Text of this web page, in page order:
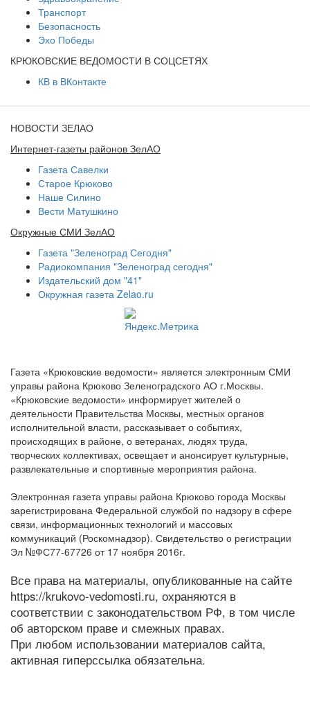
Транспорт
Безопасность
Эхо Победы
КРЮКОВСКИЕ ВЕДОМОСТИ В СОЦСЕТЯХ
КВ в ВКонтакте
НОВОСТИ ЗЕЛАО
Интернет-газеты районов ЗелАО
Газета Савелки
Старое Крюково
Наше Силино
Вести Матушкино
Окружные СМИ ЗелАО
Газета "Зеленоград Сегодня"
Радиокомпания "Зеленоград сегодня"
Издательский дом "41"
Окружная газета Zelao.ru
Газета «Крюковские ведомости» является электронным СМИ
управы района Крюково Зеленоградского АО г.Москвы.
«Крюковские ведомости» информирует жителей о
деятельности Правительства Москвы, местных органов
исполнительной власти, рассказывает о событиях,
происходящих в районе, о ветеранах, людях труда,
творческих коллективах, освещает и анонсирует культурные,
развлекательные и спортивные мероприятия района.
Электронная газета управы района Крюково города Москвы
зарегистрирована Федеральной службой по надзору в сфере
связи, информационных технологий и массовых
коммуникаций (Роскомнадзор). Свидетельство о регистрации
Эл №ФС77-67726 от 17 ноября 2016г.
Все права на материалы, опубликованные на сайте
https://krukovo-vedomosti.ru, охраняются в
соответствии с законодательством РФ, в том числе
об авторском праве и смежных правах.
При любом использовании материалов сайта,
активная гиперссылка обязательна.